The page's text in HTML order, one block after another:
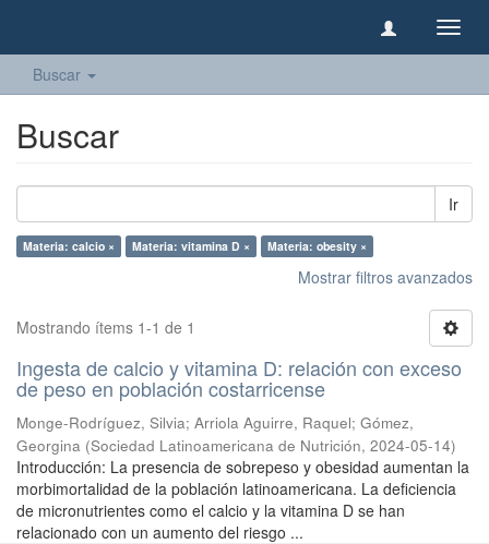
Buscar
Buscar
Ir
Materia: calcio × Materia: vitamina D × Materia: obesity ×
Mostrar filtros avanzados
Mostrando ítems 1-1 de 1
Ingesta de calcio y vitamina D: relación con exceso
de peso en población costarricense
Monge-Rodríguez, Silvia; Arriola Aguirre, Raquel; Gómez,
Georgina (Sociedad Latinoamericana de Nutrición, 2024-05-14)
Introducción: La presencia de sobrepeso y obesidad aumentan la
morbimortalidad de la población latinoamericana. La deficiencia
de micronutrientes como el calcio y la vitamina D se han
relacionado con un aumento del riesgo ...